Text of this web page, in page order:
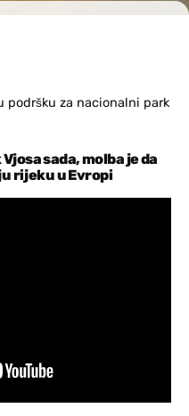
za nacionalni park
sada, molba je da
rijeku u Evropi